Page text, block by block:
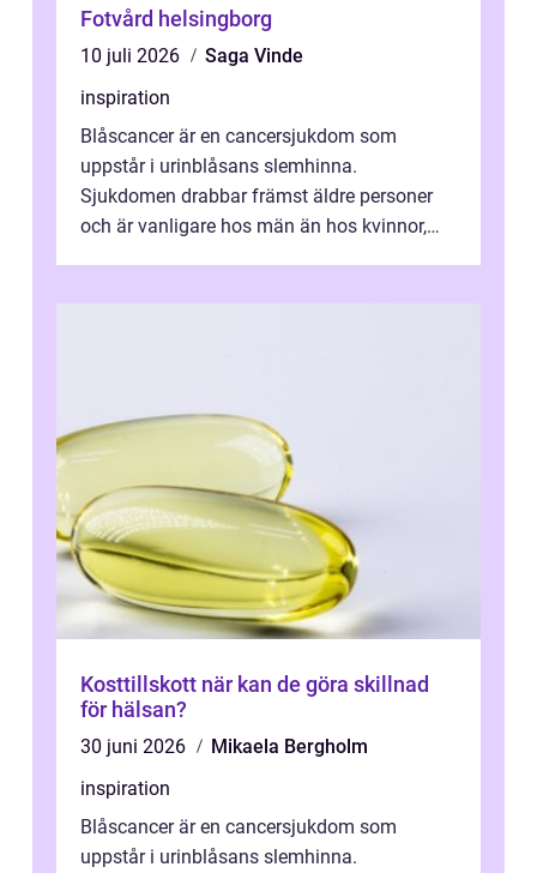
Fotvård helsingborg
10 juli 2026
Saga Vinde
inspiration
Blåscancer är en cancersjukdom som
uppstår i urinblåsans slemhinna.
Sjukdomen drabbar främst äldre personer
och är vanligare hos män än hos kvinnor,
Kosttillskott när kan de göra skillnad
för hälsan?
30 juni 2026
Mikaela Bergholm
inspiration
Blåscancer är en cancersjukdom som
uppstår i urinblåsans slemhinna.